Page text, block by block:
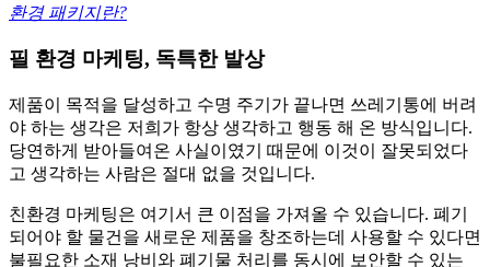
환경 패키지란?
필 환경 마케팅, 독특한 발상
제품이 목적을 달성하고 수명 주기가 끝나면 쓰레기통에 버려
야 하는 생각은 저희가 항상 생각하고 행동 해 온 방식입니다.
당연하게 받아들여온 사실이였기 때문에 이것이 잘못되었다
고 생각하는 사람은 절대 없을 것입니다.
친환경 마케팅은 여기서 큰 이점을 가져올 수 있습니다. 폐기
되어야 할 물건을 새로운 제품을 창조하는데 사용할 수 있다면
불필요한 소재 낭비와 폐기물 처리를 동시에 보안할 수 있는